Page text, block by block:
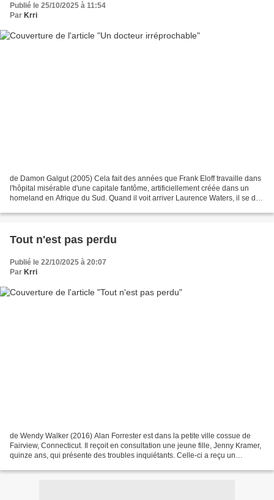
Publié le 25/10/2025 à 11:54
Par Krri
de Damon Galgut (2005) Cela fait des années que Frank Eloff travaille dans
l'hôpital misérable d'une capitale fantôme, artificiellement créée dans un
homeland en Afrique du Sud. Quand il voit arriver Laurence Waters, il se dit
Tout n'est pas perdu
Publié le 22/10/2025 à 20:07
Par Krri
de Wendy Walker (2016) Alan Forrester est dans la petite ville cossue de
Fairview, Connecticut. Il reçoit en consultation une jeune fille, Jenny Kramer,
quinze ans, qui présente des troubles inquiétants. Celle-ci a reçu un